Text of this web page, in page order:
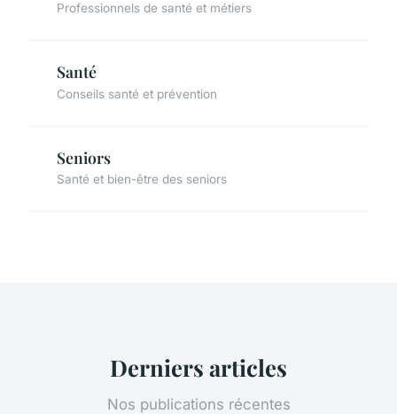
Professionnels de santé et métiers
Santé
Conseils santé et prévention
Seniors
Santé et bien-être des seniors
Derniers articles
Nos publications récentes